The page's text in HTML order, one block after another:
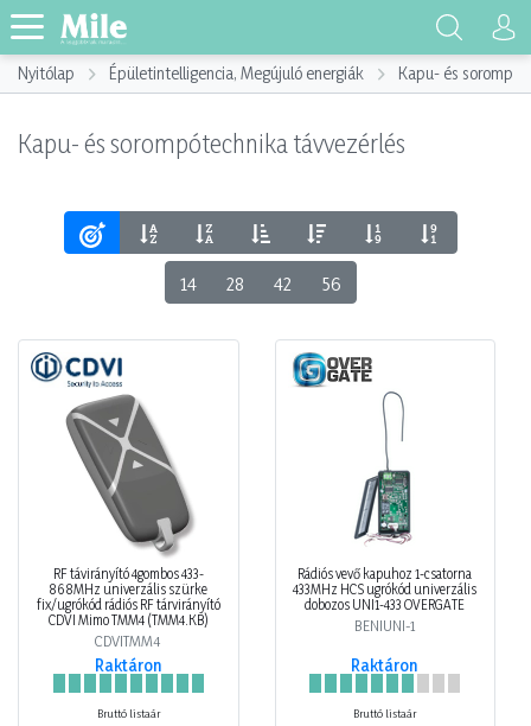
Nyitólap Épületintelligencia, Megújuló energiák Kapu- és
Kapu- és sorompótechnika távvezérlés
14 28 42 56
RF távirányító 4gombos 433-
868MHz univerzális szürke
fix/ugrókód rádiós RF tárvirányító
CDVI Mimo TMM4 (TMM4.KB)
CDVITMM4
Raktáron
Bruttó listaár
Rádiós vevő kapuhoz 1-csatorna
433MHz HCS ugrókód univerzális
dobozos UNI1-433 OVERGATE
BENIUNI-1
Raktáron
Bruttó listaár